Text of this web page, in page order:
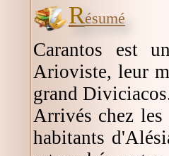
Résumé
Carantos est
Arioviste, leur
grand
Arrivés chez les
habitants